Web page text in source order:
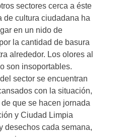
sectores cerca a éste
de cultura ciudadana ha
en un nido de
la cantidad de basura
alrededor. Los olores al
son insoportables.
sector se encuentran
con la situación,
que se hacen jornada
y Ciudad Limpia
desechos cada semana,